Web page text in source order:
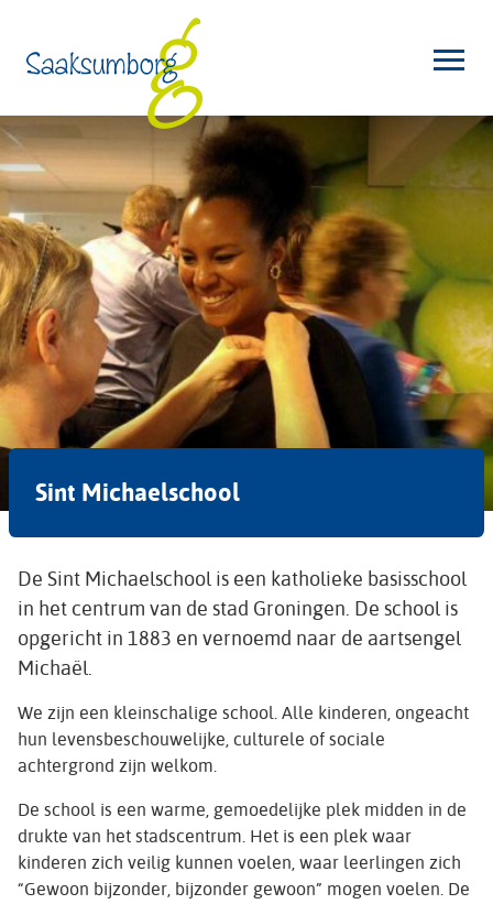
Sint Michaelschool
De Sint Michaelschool is een katholieke basisschool
in het centrum van de stad Groningen. De school is
opgericht in 1883 en vernoemd naar de aartsengel
Michaël.
We zijn een kleinschalige school. Alle kinderen, ongeacht
hun levensbeschouwelijke, culturele of sociale
achtergrond zijn welkom.
De school is een warme, gemoedelijke plek midden in de
drukte van het stadscentrum. Het is een plek waar
kinderen zich veilig kunnen voelen, waar leerlingen zich
“Gewoon bijzonder, bijzonder gewoon” mogen voelen. De